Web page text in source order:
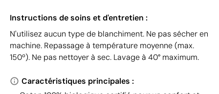
Instructions de soins et d'entretien :
N'utilisez aucun type de blanchiment. Ne pas sécher en
machine. Repassage à température moyenne (max.
150º). Ne pas nettoyer à sec. Lavage à 40° maximum.
Caractéristiques principales :